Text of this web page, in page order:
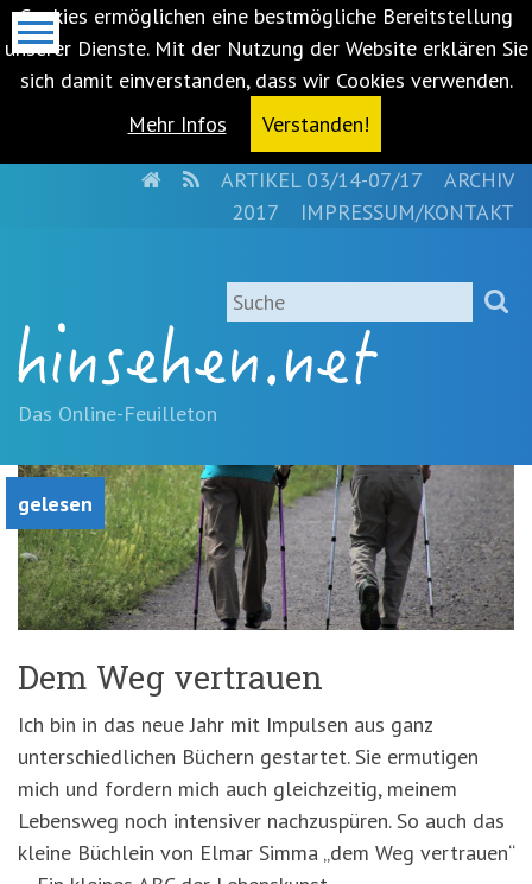
Cookies ermöglichen eine bestmögliche Bereitstellung
unserer Dienste. Mit der Nutzung der Website erklären Sie
sich damit einverstanden, dass wir Cookies verwenden.
Mehr Infos
Verstanden!
springen
(Accesskey
'1')Zur
springen
(Accesskey
'3')Zur
Suche
springen
(Accesskey
'2')
HOMERSSARTIKEL 03/14-07/17
ARCHIV
2017
IMPRESSUM/KONTAKT
Suche
Das Online-Feuilleton
gelesen
Dem Weg vertrauen
Ich bin in das neue Jahr mit Impulsen aus ganz
unterschiedlichen Büchern gestartet. Sie ermutigen
mich und fordern mich auch gleichzeitig, meinem
Lebensweg noch intensiver nachzuspüren. So auch das
kleine Büchlein von Elmar Simma „dem Weg vertrauen“